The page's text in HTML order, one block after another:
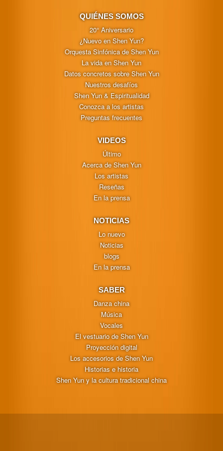
QUIÉNES SOMOS
20° Aniversario
¿Nuevo en Shen Yun?
Orquesta Sinfónica de Shen Yun
La vida en Shen Yun
Datos concretos sobre Shen Yun
Nuestros desafíos
Shen Yun & Espiritualidad
Conozca a los artistas
Preguntas frecuentes
VIDEOS
Último
Acerca de Shen Yun
Los artistas
Reseñas
En la prensa
NOTICIAS
Lo nuevo
Noticias
blogs
En la prensa
SABER
Danza china
Música
Vocales
El vestuario de Shen Yun
Proyección digital
Los accesorios de Shen Yun
Historias e historia
Shen Yun y la cultura tradicional china